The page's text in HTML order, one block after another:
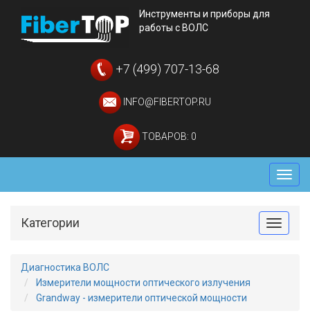
Инструменты и приборы для
работы с ВОЛС
+7 (499) 707-13-68
INFO@FIBERTOP.RU
ТОВАРОВ: 0
Меню
Toggle
Категории
Диагностика ВОЛС
Измерители мощности оптического излучения
Grandway - измерители оптической мощности